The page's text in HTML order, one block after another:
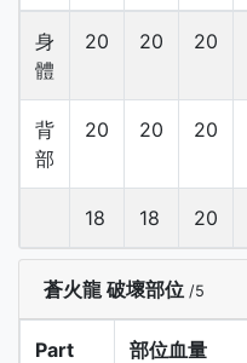
身
體
20 20 20
背
部
20 20 20
18 18 20
蒼火龍 破壞部位 /5
Part 部位血量